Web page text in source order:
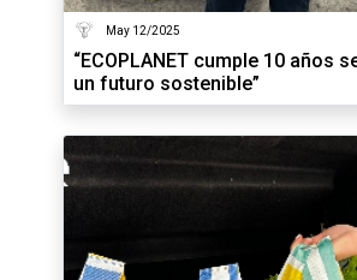
May 12/2025
“ECOPLANET cumple 10 años
un futuro sostenible”